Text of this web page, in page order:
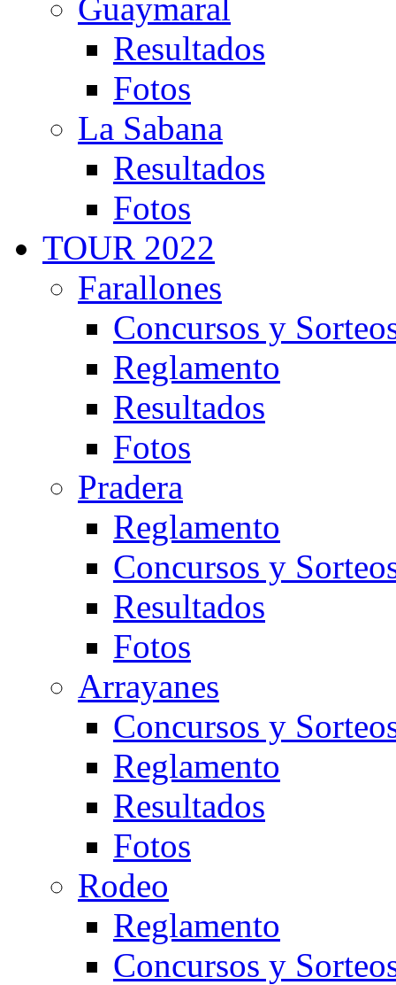
Guaymaral
Resultados
Fotos
La Sabana
Resultados
Fotos
TOUR 2022
Farallones
Concursos y
Reglamento
Resultados
Fotos
Pradera
Reglamento
Concursos y
Resultados
Fotos
Arrayanes
Concursos y
Reglamento
Resultados
Fotos
Rodeo
Reglamento
Concursos y